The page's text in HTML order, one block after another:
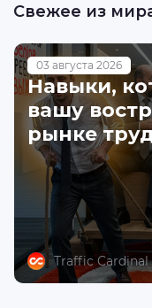
Свежее из
03 августа 2026
Навыки,
вашу
рынке
Traffic Cardinal